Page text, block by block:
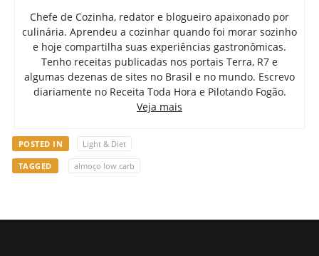
Chefe de Cozinha, redator e blogueiro apaixonado por
culinária. Aprendeu a cozinhar quando foi morar sozinho
e hoje compartilha suas experiências gastronômicas.
Tenho receitas publicadas nos portais Terra, R7 e
algumas dezenas de sites no Brasil e no mundo. Escrevo
diariamente no Receita Toda Hora e Pilotando Fogão.
Veja mais
POSTED IN Light & Diet
TAGGED almoço low carb